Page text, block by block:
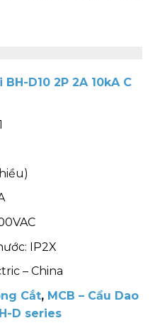
D10 2P 2A 10kA C
IP2X
– China
Cắt, MCB – Cầu Dao
D series